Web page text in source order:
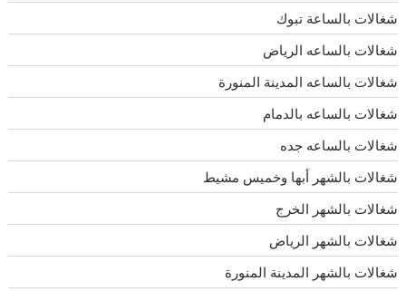
شغالات بالساعة تبوك
شغالات بالساعه الرياض
شغالات بالساعه المدينة المنورة
شغالات بالساعه بالدمام
شغالات بالساعه جده
شغالات بالشهر أبها وخميس مشيط
شغالات بالشهر الخرج
شغالات بالشهر الرياض
شغالات بالشهر المدينة المنورة